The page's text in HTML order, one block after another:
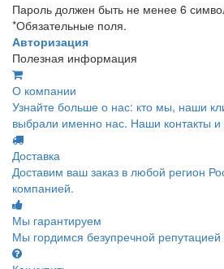
Пароль должен быть не менее 6
*Обязательные поля.
Авторизация
Полезная информация
О компании
Узнайте больше о нас: кто мы, наши
выбрали именно нас. Наши контакты и
Доставка
Доставим ваш заказ в любой регион
компанией.
Мы гарантируем
Мы гордимся безупречной